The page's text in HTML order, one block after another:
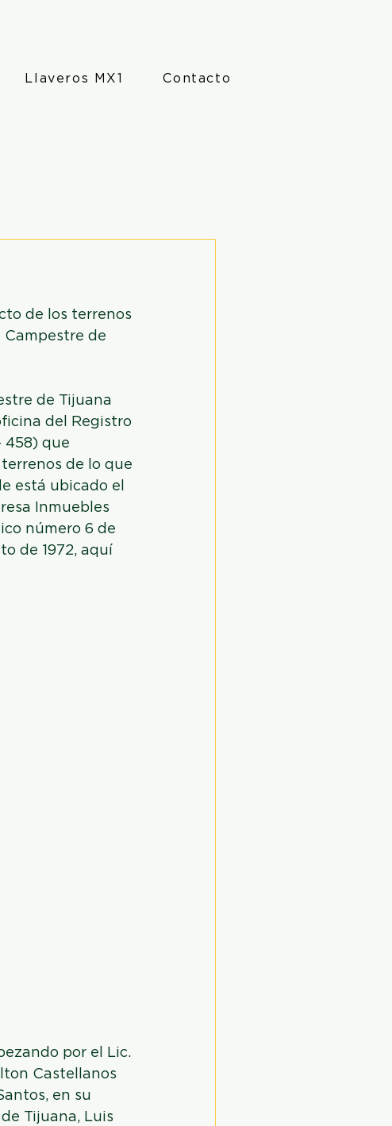
Llaveros MX1 Contacto
de los terrenos
de
de Tijuana
del Registro
458) que
de lo que
está ubicado el
Inmuebles
número 6 de
de 1972, aquí
por el Lic.
Castellanos
en su
Tijuana, Luis